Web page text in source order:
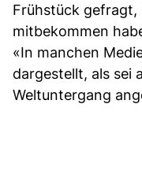
Frühstück gefragt,
mitbekommen
«In manchen
dargestellt, als sei
Weltuntergang